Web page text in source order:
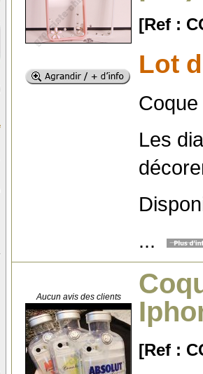
[Ref :
Lot
Les
...
Aucun avis des clients
[Ref :